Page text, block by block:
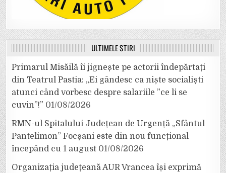
ULTIMELE ȘTIRI
Primarul Misăilă îi jignește pe actorii îndepărtați
din Teatrul Pastia: „Ei gândesc ca niște socialiști
atunci când vorbesc despre salariile ”ce li se
cuvin”!” 01/08/2026
RMN-ul Spitalului Județean de Urgență „Sfântul
Pantelimon” Focșani este din nou funcțional
începând cu 1 august 01/08/2026
Organizația județeană AUR Vrancea își exprimă